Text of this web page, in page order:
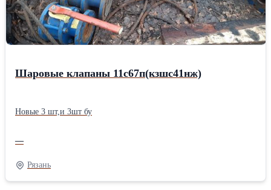
Шаровые клапаны 11с67п(кзшс41нж)
Новые 3 шт,и 3шт бу
—
Рязань